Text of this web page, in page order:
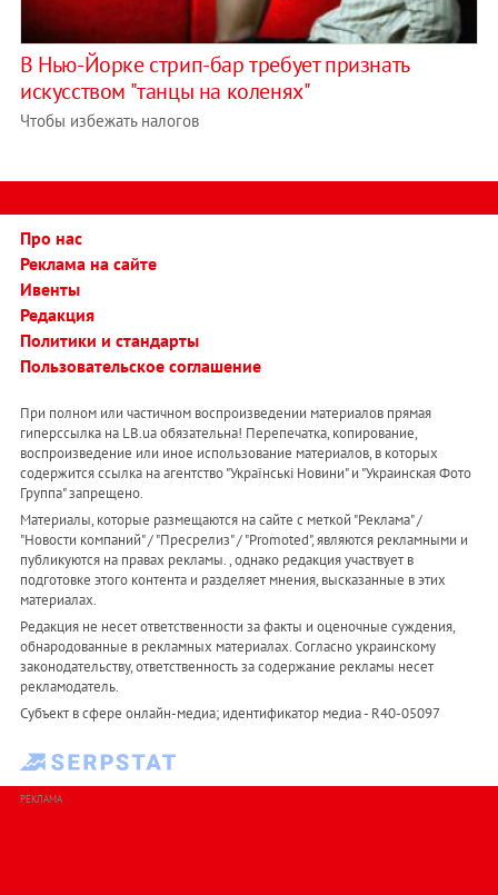
В Нью-Йорке стрип-бар требует признать
искусством "танцы на коленях"
Чтобы избежать налогов
Про нас
Реклама на сайте
Ивенты
Редакция
Политики и стандарты
Пользовательское соглашение
При полном или частичном воспроизведении материалов прямая
гиперссылка на LB.ua обязательна! Перепечатка, копирование,
воспроизведение или иное использование материалов, в которых
содержится ссылка на агентство "Українськi Новини" и "Украинская Фото
Группа" запрещено.
Материалы, которые размещаются на сайте с меткой "Реклама" /
"Новости компаний" / "Пресрелиз" / "Promoted", являются рекламными и
публикуются на правах рекламы. , однако редакция участвует в
подготовке этого контента и разделяет мнения, высказанные в этих
материалах.
Редакция не несет ответственности за факты и оценочные суждения,
обнародованные в рекламных материалах. Согласно украинскому
законодательству, ответственность за содержание рекламы несет
рекламодатель.
Субъект в сфере онлайн-медиа; идентификатор медиа - R40-05097
РЕКЛАМА